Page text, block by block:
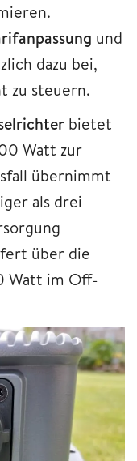
und
dazu bei,
zu steuern.
bietet
Watt zur
übernimmt
als drei
über die
Watt im Off-